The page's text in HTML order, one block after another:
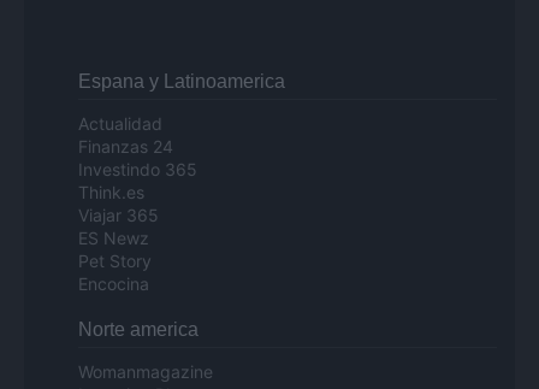
Espana y Latinoamerica
Actualidad
Finanzas 24
Investindo 365
Think.es
Viajar 365
ES Newz
Pet Story
Encocina
Norte america
Womanmagazine